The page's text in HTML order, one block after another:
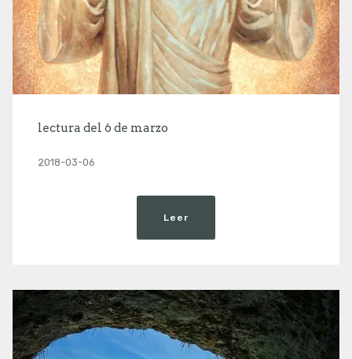
lectura del 6 de marzo
2018-03-06
Leer